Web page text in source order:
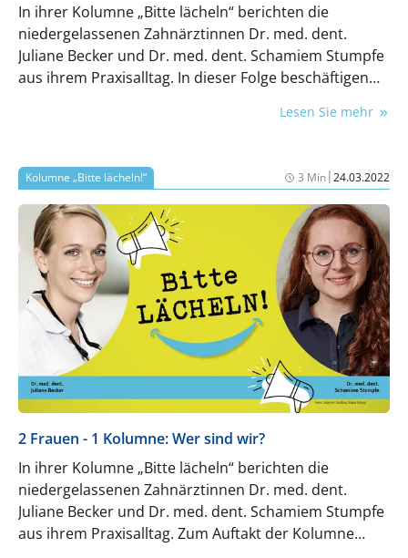
In ihrer Kolumne „Bitte lächeln“ berichten die
niedergelassenen Zahnärztinnen Dr. med. dent.
Juliane Becker und Dr. med. dent. Schamiem Stumpfe
aus ihrem Praxisalltag. In dieser Folge beschäftigen
innerhalb und außerhalb der Zahnarztpraxis.Lesen Sie mehr
Kolumne „Bitte lächeln!“ 3 Min|24.03.2022
2 Frauen - 1 Kolumne: Wer sind wir?
In ihrer Kolumne „Bitte lächeln“ berichten die
niedergelassenen Zahnärztinnen Dr. med. dent.
Juliane Becker und Dr. med. dent. Schamiem Stumpfe
aus ihrem Praxisalltag. Zum Auftakt der Kolumne